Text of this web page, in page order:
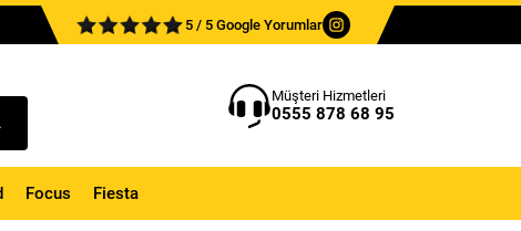
5 / 5 Google Yorumlar
Müşteri Hizmetleri
0555 878 68 95
Focus Fiesta